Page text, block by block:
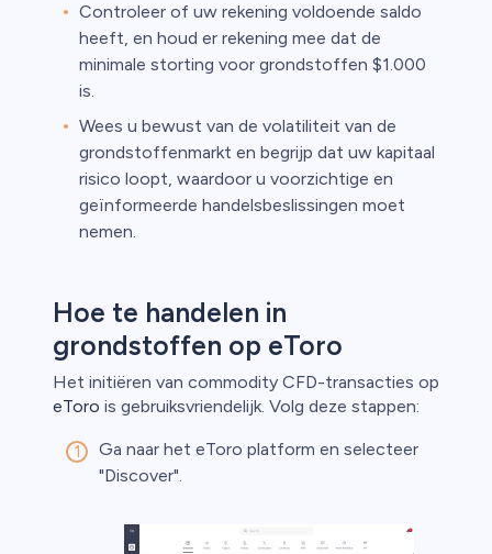
Controleer of uw rekening voldoende saldo
heeft, en houd er rekening mee dat de
minimale storting voor grondstoffen $1.000
is.
Wees u bewust van de volatiliteit van de
grondstoffenmarkt en begrijp dat uw kapitaal
risico loopt, waardoor u voorzichtige en
geïnformeerde handelsbeslissingen moet
nemen.
Hoe te handelen in
grondstoffen op eToro
Het initiëren van commodity CFD-transacties op
eToro is gebruiksvriendelijk. Volg deze stappen:
Ga naar het eToro platform en selecteer
"Discover".